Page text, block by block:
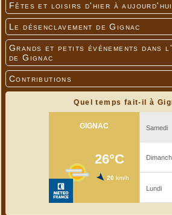
Fêtes et loisirs d'hier à aujourd'hui
Le désenclavement de Gignac
Grands et petits événements dans
de Gignac
Contributions
Quel temps fait-il à